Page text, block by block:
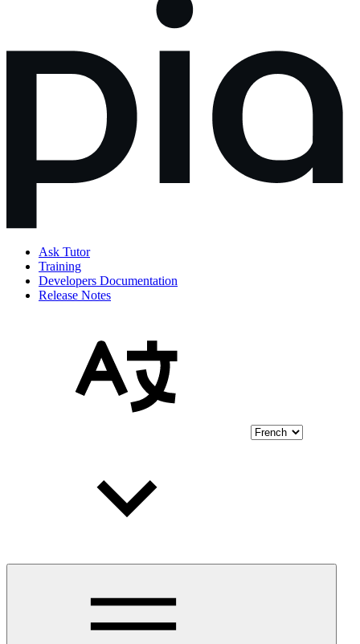
Ask Tutor
Training
Developers Documentation
Release Notes